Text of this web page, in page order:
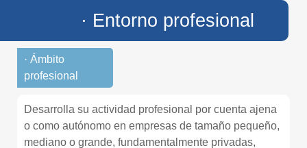
· Entorno profesional
· Ámbito
profesional
Desarrolla su actividad profesional por cuenta ajena
o como autónomo en empresas de tamaño pequeño,
mediano o grande, fundamentalmente privadas,